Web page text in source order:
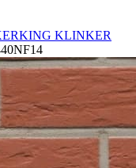
KING KLINKER